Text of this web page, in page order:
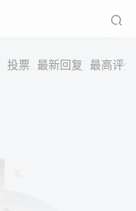
投票 最新回复 最高评分